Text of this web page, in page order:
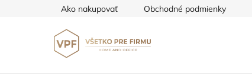
Ako nakupovať Obchodné podmienky